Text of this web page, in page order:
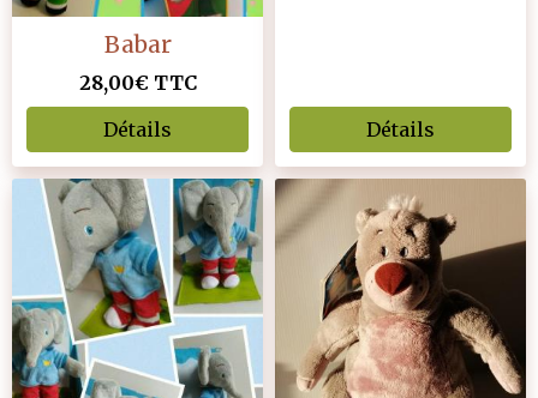
Babar
28,00€ TTC
Détails
Détails